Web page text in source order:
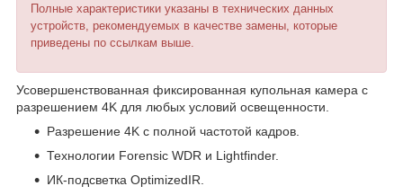
Полные характеристики указаны в технических данных
устройств, рекомендуемых в качестве замены, которые
приведены по ссылкам выше.
Усовершенствованная фиксированная купольная камера с
разрешением 4K для любых условий освещенности.
Разрешение 4K с полной частотой кадров.
Технологии Forensic WDR и Lightfinder.
ИК-подсветка OptimizedIR.